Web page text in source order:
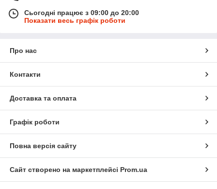
Сьогодні працює з 09:00 до 20:00
Показати весь графік роботи
Про нас
Контакти
Доставка та оплата
Графік роботи
Повна версія сайту
Сайт створено на маркетплейсі Prom.ua